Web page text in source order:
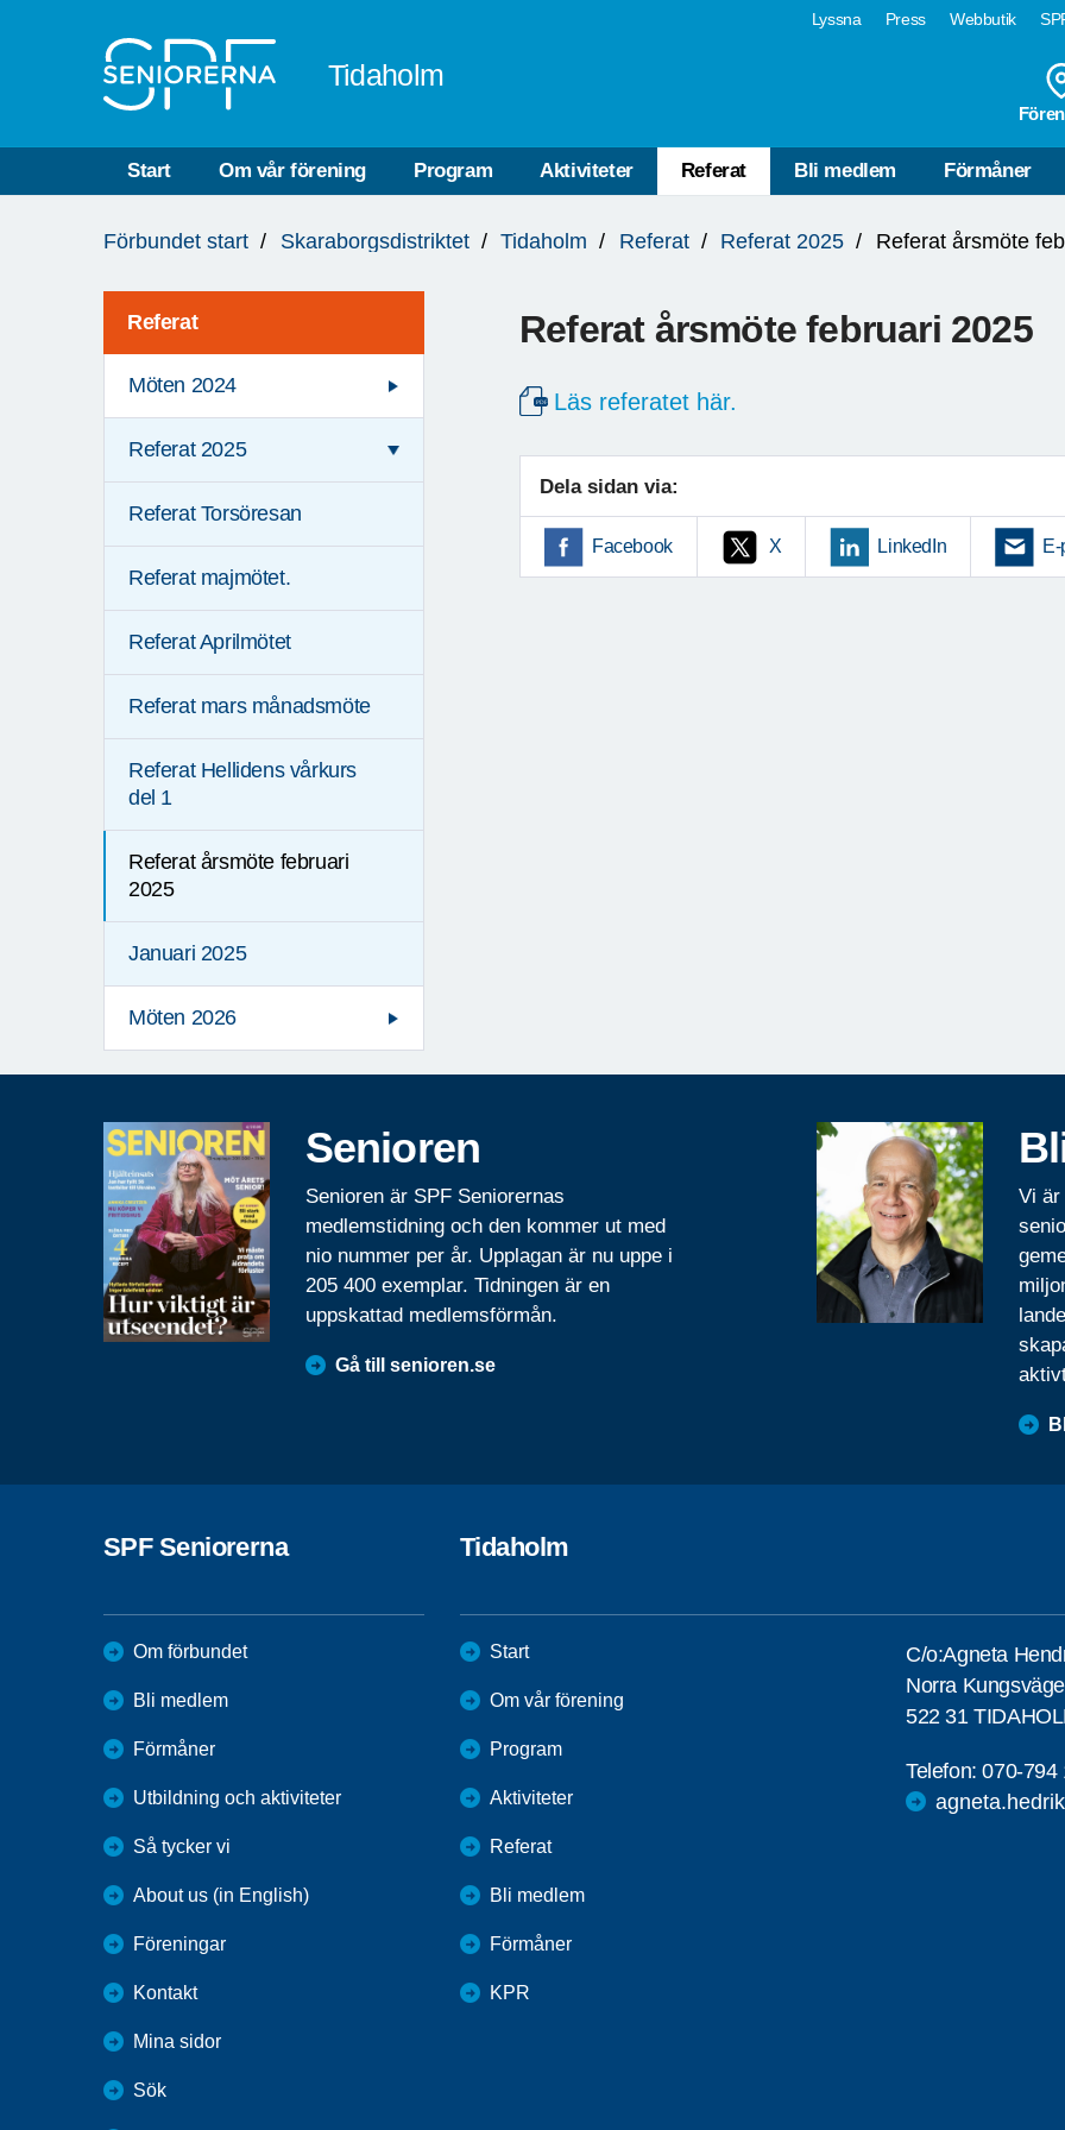
Lyssna Press Webbutik
Tidaholm
Start Om vår förening Program Aktiviteter Referat Bli medlem Förmåner
är
Förbundet start Skaraborgsdistriktet Tidaholm Referat Referat 2025 Referat årsmöte
Referat
Möten 2024
Referat 2025
Referat Torsöresan
Referat majmötet.
Referat Aprilmötet
Referat mars månadsmöte
Referat Hellidens vårkurs
del 1
Referat årsmöte februari
2025
Januari 2025
Möten 2026
Referat årsmöte februari 2025
Läs referatet här.
Dela sidan via:
Facebook X LinkedIn
Senioren
Senioren är SPF Seniorernas
medlemstidning och den kommer ut med
nio nummer per år. Upplagan är nu uppe i
205 400 exemplar. Tidningen är en
uppskattad medlemsförmån.
Gå till senioren.se
Vi är
SPF Seniorerna
Om förbundet
Bli medlem
Förmåner
Utbildning och aktiviteter
Så tycker vi
About us (in English)
Föreningar
Kontakt
Mina sidor
Sök
Tidaholm
Start
Om vår förening
Program
Aktiviteter
Referat
Bli medlem
Förmåner
KPR
C/o:Agneta
Norra
522 31
Telefon:070-794